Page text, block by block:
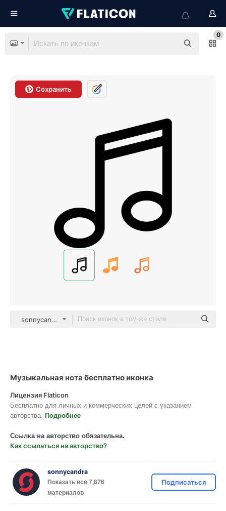
0
Сохранить
sonnycandra black outline
Музыкальная нота бесплатно иконка
Лицензия Flaticon
Бесплатно для личных и коммерческих целей с указанием
авторства. Подробнее
Ссылка на авторство обязательна.
Как ссылаться на авторство?
sonnycandra
Показать все 7,876
материалов
Подписаться